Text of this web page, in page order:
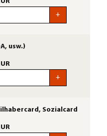
+
usw.)
+
Sozialcard